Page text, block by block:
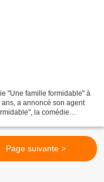
"Une famille formidable" à
a annoncé son agent
la comédie
Page suivante >